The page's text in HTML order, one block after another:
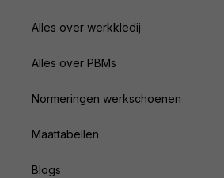
Alles over werkkledij
Alles over PBMs
Normeringen werkschoenen
Maattabellen
Blogs